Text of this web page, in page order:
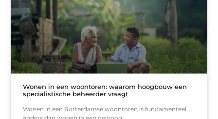
Wonen in een woontoren: waarom hoogbouw een
specialistische beheerder vraagt
Wonen in een Rotterdamse woontoren is fundamenteel